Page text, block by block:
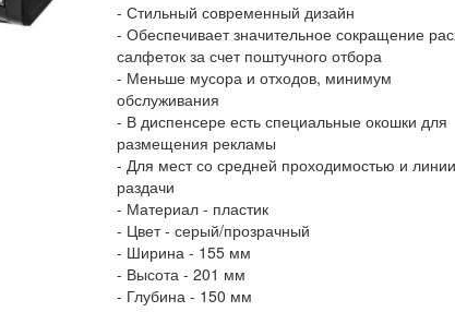
- Стильный современный дизайн
- Обеспечивает значительное сокращение
салфеток за счет поштучного отбора
- Меньше мусора и отходов, минимум
обслуживания
- В диспенсере есть специальные окошки для
размещения рекламы
- Для мест со средней проходимостью и линии
раздачи
- Материал - пластик
- Цвет - серый/прозрачный
- Ширина - 155 мм
- Высота - 201 мм
- Глубина - 150 мм